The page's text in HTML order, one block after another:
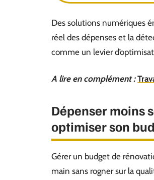
Des solutions numériques
réel des dépenses et la
comme un levier
A lire en complément :
Dépenser moins
optimiser son
Gérer un budget de
main sans rogner sur la